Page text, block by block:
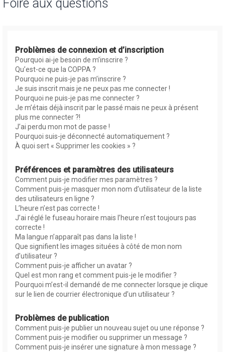
Foire aux questions
Problèmes de connexion et d’inscription
Pourquoi ai-je besoin de m’inscrire ?
Qu’est-ce que la COPPA ?
Pourquoi ne puis-je pas m’inscrire ?
Je suis inscrit mais je ne peux pas me connecter !
Pourquoi ne puis-je pas me connecter ?
Je m’étais déjà inscrit par le passé mais ne peux à présent
plus me connecter ?!
J’ai perdu mon mot de passe !
Pourquoi suis-je déconnecté automatiquement ?
À quoi sert « Supprimer les cookies » ?
Préférences et paramètres des utilisateurs
Comment puis-je modifier mes paramètres ?
Comment puis-je masquer mon nom d’utilisateur de la liste
des utilisateurs en ligne ?
L’heure n’est pas correcte !
J’ai réglé le fuseau horaire mais l’heure n’est toujours pas
correcte !
Ma langue n’apparaît pas dans la liste !
Que signifient les images situées à côté de mon nom
d’utilisateur ?
Comment puis-je afficher un avatar ?
Quel est mon rang et comment puis-je le modifier ?
Pourquoi m’est-il demandé de me connecter lorsque je clique
sur le lien de courrier électronique d’un utilisateur ?
Problèmes de publication
Comment puis-je publier un nouveau sujet ou une réponse ?
Comment puis-je modifier ou supprimer un message ?
Comment puis-je insérer une signature à mon message ?